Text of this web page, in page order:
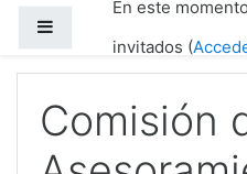
Salta al contenido principal
En este
invitados (
Comisión